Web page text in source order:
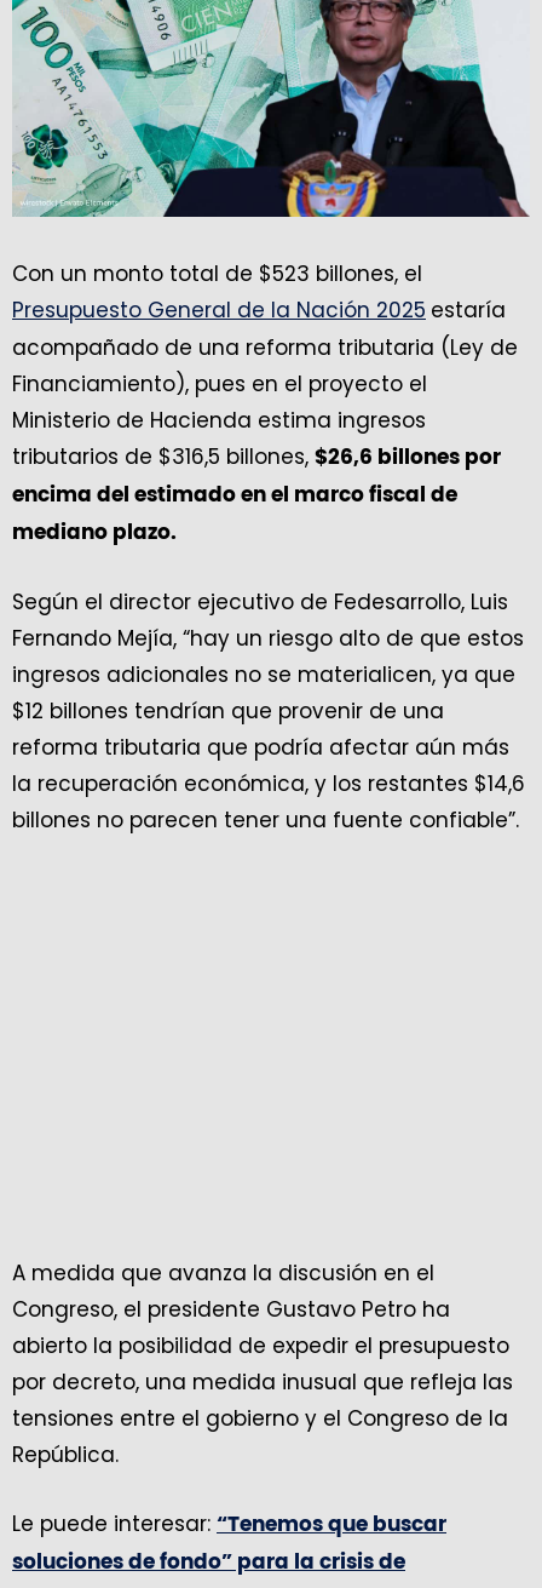
Con un monto total de $523 billones, el
Presupuesto General de la Nación 2025 estaría
acompañado de una reforma tributaria (Ley de
Financiamiento), pues en el proyecto el
Ministerio de Hacienda estima ingresos
tributarios de $316,5 billones, $26,6 billones por
encima del estimado en el marco fiscal de
mediano plazo.
Según el director ejecutivo de Fedesarrollo, Luis
Fernando Mejía, “hay un riesgo alto de que estos
ingresos adicionales no se materialicen, ya que
$12 billones tendrían que provenir de una
reforma tributaria que podría afectar aún más
la recuperación económica, y los restantes $14,6
billones no parecen tener una fuente confiable”.
A medida que avanza la discusión en el
Congreso, el presidente Gustavo Petro ha
abierto la posibilidad de expedir el presupuesto
por decreto, una medida inusual que refleja las
tensiones entre el gobierno y el Congreso de la
República.
Le puede interesar: “Tenemos que buscar
soluciones de fondo” para la crisis de